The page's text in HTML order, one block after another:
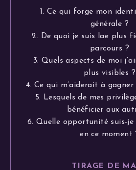
1. Ce qui forge mon
générale ?
2. De quoi je suis lae plus
parcours ?
3. Quels aspects de moi
plus visibles ?
4. Ce qui m’aiderait à
5. Lesquels de mes
bénéficier aux
6. Quelle opportunité suis-je
en ce moment
TIRAGE DE